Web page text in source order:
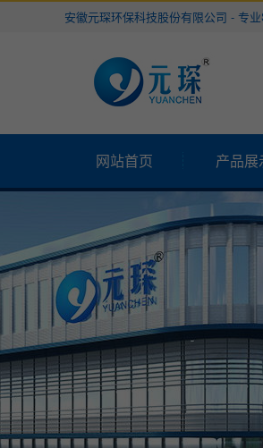
安徽元琛环保科技股份有限公司 - 专
网站首页 产品展